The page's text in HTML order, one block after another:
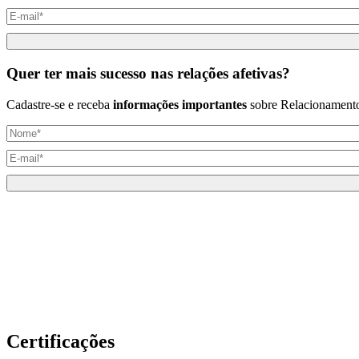
Quer ter mais sucesso nas relações afetivas?
Cadastre-se e receba informações importantes sobre
Certificações